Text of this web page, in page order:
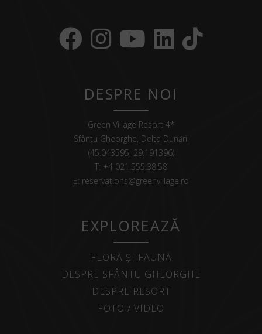
DESPRE NOI
Green Village Resort 4*
Sfântu Gheorghe, Delta Dunării
(45.043595, 29.191396)
T: +4 021.555.38.58
E: reservations@greenvillage.ro
EXPLOREAZĂ
FLORĂ ȘI FAUNĂ
DESPRE SFÂNTU GHEORGHE
DESPRE RESORT
FOTO / VIDEO